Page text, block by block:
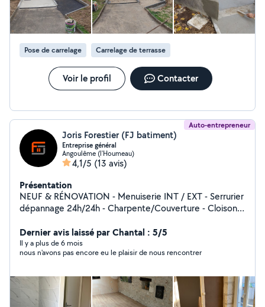
Pose de carrelage Carrelage de terrasse
Voir le profil Contacter
Auto-entrepreneur
Joris Forestier (FJ batiment)
Entreprise général
Angoulême (l'Houmeau)
4,1/5 (13 avis)
Présentation
NEUF & RÉNOVATION - Menuiserie INT / EXT - Serrurier
dépannage 24h/24h - Charpente/Couverture - Cloisons
Dernier avis laissé par Chantal : 5/5
Il y a plus de 6 mois
nous n'avons pas encore eu le plaisir de nous rencontrer